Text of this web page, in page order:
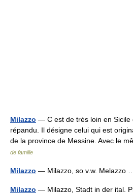
Milazzo — C est de très loin en Sicile
répandu. Il désigne celui qui est
de la province de Messine. Avec le
de famille
Milazzo — Milazzo, so v.w. Melazzo
Milazzo — Milazzo, Stadt in der ital.